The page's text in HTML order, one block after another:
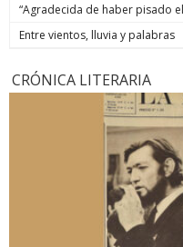
“Agradecida de haber pisado
Entre vientos, lluvia y palabras
CRÓNICA LITERARIA